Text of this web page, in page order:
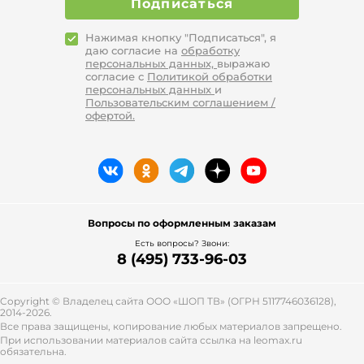
Подписаться
Нажимая кнопку "Подписаться", я
даю согласие на обработку
персональных данных, выражаю
согласие с Политикой обработки
персональных данных и
Пользовательским соглашением /
офертой.
Вопросы по оформленным заказам
Есть вопросы? Звони:
8 (495) 733-96-03
Copyright © Владелец сайта ООО «ШОП ТВ» (ОГРН 5117746036128),
2014-2026.
Все права защищены, копирование любых материалов запрещено.
При использовании материалов сайта ссылка на leomax.ru
обязательна.